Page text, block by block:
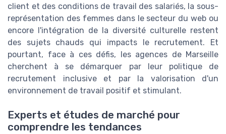
client et des conditions de travail des salariés, la sous-
représentation des femmes dans le secteur du web ou
encore l'intégration de la diversité culturelle restent
des sujets chauds qui impacts le recrutement. Et
pourtant, face à ces défis, les agences de Marseille
cherchent à se démarquer par leur politique de
recrutement inclusive et par la valorisation d'un
environnement de travail positif et stimulant.
Experts et études de marché pour
comprendre les tendances